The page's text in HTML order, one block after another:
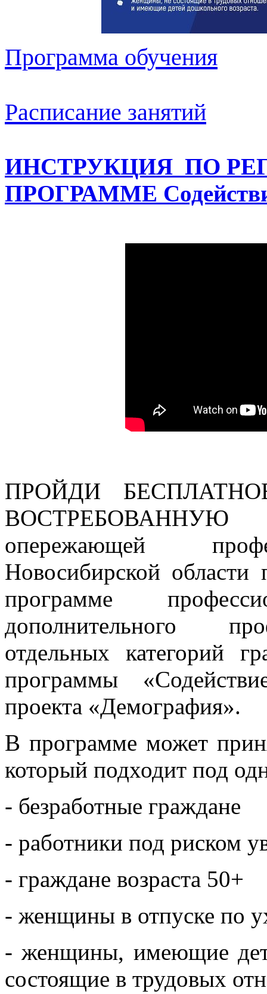
Программа обучения
Расписание занятий
ИНСТРУКЦИЯ ПО
ПРОГРАММЕ
ПРОЙДИ
опережающей
Новосибирской области
программе
дополнительного
отдельных категорий
программы
проекта «Демография».
В программе может
который подходит под
- безработные граждане
- работники под риском
- граждане возраста 50+
- женщины в отпуске по
- женщины, имеющие
состоящие в трудовых